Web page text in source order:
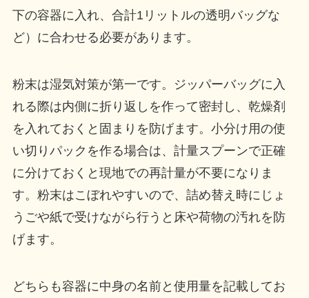
下の容器に入れ、合計1リットルの透明バッグな
ど）に合わせる必要があります。
粉末は湿気対策が第一です。ジッパーバッグに入
れる際は内側に折り返しを作って密封し、乾燥剤
を入れておくと固まりを防げます。小分け用の使
い切りパックを作る場合は、計量スプーンで正確
に分けておくと現地での再計量が不要になりま
す。粉末はこぼれやすいので、詰め替え時にじょ
うごや紙で受けながら行うと床や荷物の汚れを防
げます。
どちらも容器に中身の名前と使用量を記載してお